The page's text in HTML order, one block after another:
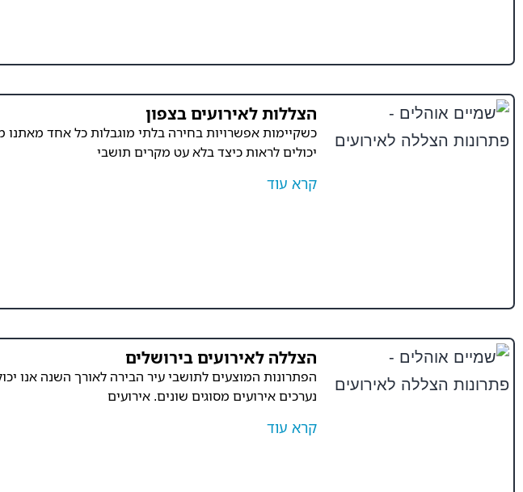
הצללות לאירועים בצפון
כשקיימות אפשרויות בחירה בלתי מוגבלות כל אחד
יכולים לראות כיצד בלא עט מקרים תושבי
קרא עוד
הצללה לאירועים בירושלים
הפתרונות המוצעים לתושבי עיר הבירה לאורך השנה אנו
נערכים אירועים מסוגים שונים. אירועים
קרא עוד